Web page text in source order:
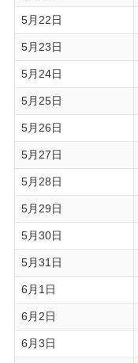
5月22日
5月23日
5月24日
5月25日
5月26日
5月27日
5月28日
5月29日
5月30日
5月31日
6月1日
6月2日
6月3日